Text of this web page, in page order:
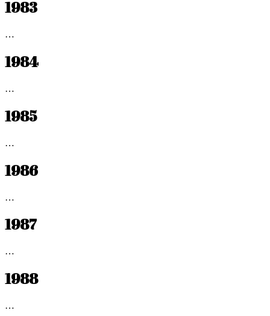
1983
…
1984
…
1985
…
1986
…
1987
…
1988
…